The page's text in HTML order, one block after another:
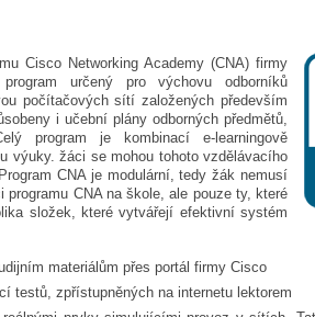
Cisco Networking Academy (CNA) firmy
určený pro výchovu odborníků
počítačových sítí založených především
i učební plány odborných předmětů,
program je kombinací e-learningově
výuky. žáci se mohou tohoto vzdělávacího
CNA je modulární, tedy žák nemusí
CNA na škole, ale pouze ty, které
složek, které vytvářejí efektivní systém
materiálům přes portál firmy Cisco
testů, zpřístupněných na internetu lektorem